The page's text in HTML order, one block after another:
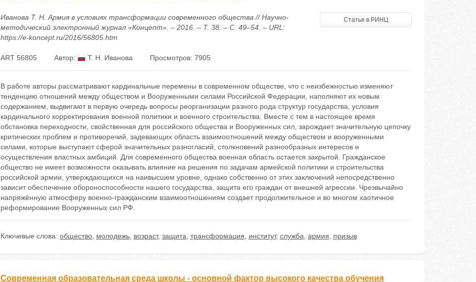
Иванова Т. Н. Армия в условиях трансформации современного общества // Научно-
методический электронный журнал «Концепт». – 2016. – Т. 38. – С. 49–54. – URL:
https://e-koncept.ru/2016/56805.htm
Статья в РИНЦ
ART 56805 Автор: Т. Н. Иванова Просмотров: 7905
В работе авторы рассматривают кардинальные перемены в современном обществе, что с неизбежностью изменяют
тенденцию отношений между обществом и Вооруженными силами Российской Федерации, наполняют их новым
содержанием, выдвигают в первую очередь вопросы реорганизации разного рода структур государства, условия
кардинального корректирования военной политики и военного строительства. Вместе с тем в настоящее время
обстановка переходности, свойственная для российского общества и Вооруженных сил, зарождает значительную цепочку
критических проблем и противоречий, задевающих область взаимоотношений между обществом и вооруженными
силами, которые выступают сферой значительных разногласий, столкновений разнообразных интересов и
осуществления властных амбиций. Для современного общества военная область остается закрытой. Гражданское
общество не имеет возможности оказывать влияние на решения по задачам армейской политики и строительства
российской армии, утверждающихся на наивысшем уровне, однако собственно от этих заключений непосредственно
зависит обеспечение обороноспособности нашего государства, защита его граждан от внешней агрессии. Чрезвычайно
напряжённую атмосферу военно-гражданским взаимоотношениям создает продолжительное и во многом хаотичное
реформирование Вооруженных сил РФ.
Ключевые слова: общество, молодежь, возраст, защита трансформация институт, служба армия призыв
Современная образовательная среда школы - основной фактор высокого качества обучения